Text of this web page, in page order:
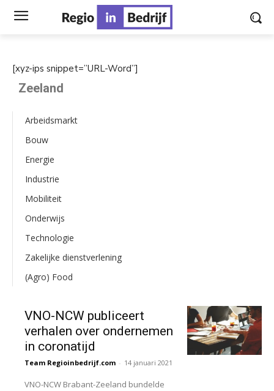
[xyz-ips snippet=”URL-Word”]
Zeeland
Arbeidsmarkt
Bouw
Energie
Industrie
Mobiliteit
Onderwijs
Technologie
Zakelijke dienstverlening
(Agro) Food
VNO-NCW publiceert
verhalen over ondernemen
in coronatijd
Team Regioinbedrijf.com - 14 januari 2021
VNO-NCW Brabant-Zeeland bundelde